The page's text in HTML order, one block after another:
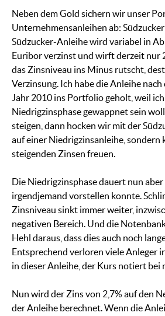
Neben dem Gold sichern wir unser
Unternehmensanleihen ab:
Südzucker-Anleihe wird variabel in
Euribor verzinst und wirft derzeit nur
das Zinsniveau ins Minus rutscht,
Verzinsung. Ich habe die Anleihe
Jahr 2010 ins Portfolio geholt, weil
Niedrigzinsphase gewappnet sein
steigen, dann hocken wir mit der
auf einer Niedrigzinsanleihe, sondern
steigenden Zinsen freuen.
Die Niedrigzinsphase dauert nun aber
irgendjemand vorstellen konnte.
Zinsniveau sinkt immer weiter,
negativen Bereich. Und die
Hehl daraus, dass dies auch noch
Entsprechend verloren viele Anleger
in dieser Anleihe, der Kurs notiert bei
Nun wird der Zins von 2,7% auf den
der Anleihe berechnet. Wenn die